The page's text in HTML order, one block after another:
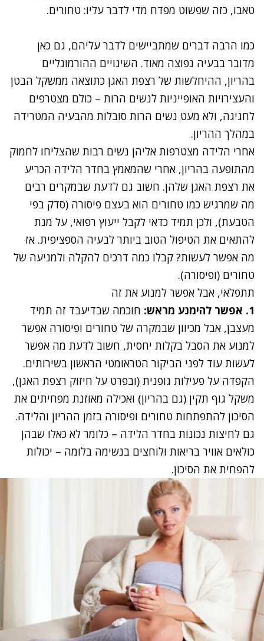
טאבו, כזה שפשוט מפדח מדי לדבר עליו: טחורים.
כמו הרבה דברים שמתביישים לדבר עליהם, גם כאן
מדובר בבעיה נפוצה מאוד. השינויים ההורמונליים
בהריון, ההיחלשות של רצפת האגן כתוצאה ממשקל הבטן
והעצירויות האופייניות לנשים הרות – כולם מצטרפים
לחגיגה, ולא מעט נשים הרות סובלות מהבעיה המטרידה
במהלך ההריון.
אחרי הלידה מצטרפות אליהן נשים רבות שהצליחו לחמוק
מהתופעה בהריון, אחרי שהמאמץ בחדר הלידה הכריע
את רצפת האגן שלהן. חשוב גם לדעת שבמקרים רבים
מה שמרגיש כמו טחורים הוא בעצם פיסורה (סדק בפי
הטבעת), ולכן תמיד כדאי לקבל ייעוץ רפואי, על מנת
להתאים את הטיפול הטוב ביותר לבעיה הספציפית. אז
מה אפשר לעשות? קבלו כמה דרכים להקלה ולמניעה של
טחורים (ופיסורה).
תתפלאי, אבל אפשר למנוע את זה
1. אפשר להימנע מראש
: חוכמה שבדיעבד זה תמיד
מעצבן, אבל מכיוון שבמקרה של טחורים ופיסורה אפשר
למנוע את הסבל בקלות יחסית, חשוב לדעת מה אפשר
לעשות עוד לפני הביקור הטראומטי הראשון בשירותים.
הקפדה על פעילות גופנית (ובפרט על חיזוק רצפת האגן),
משקל גוף תקין (גם בהריון) ואכילה מאוזנת מפחיתים את
הסיכון להתפתחות טחורים ופיסורה בזמן ההריון והלידה.
גם לחיצות נכונות בחדר הלידה – כלומר לא כאלו שבהן
כולאים אוויר בריאות ולוחצים בנשימה בלומה – יכולות
להפחית את הסיכון.